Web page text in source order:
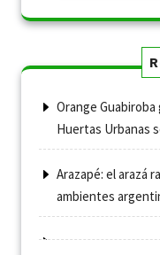
Orange
Huertas Urbanas
Arazapé: el arazá
ambientes